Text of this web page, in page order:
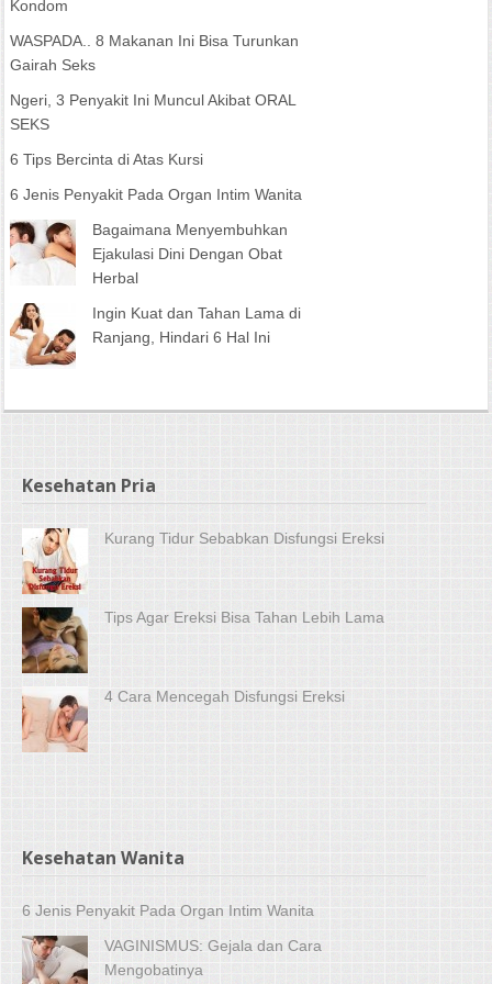
Kondom
WASPADA.. 8 Makanan Ini Bisa Turunkan
Gairah Seks
Ngeri, 3 Penyakit Ini Muncul Akibat ORAL
SEKS
6 Tips Bercinta di Atas Kursi
6 Jenis Penyakit Pada Organ Intim Wanita
Bagaimana Menyembuhkan
Ejakulasi Dini Dengan Obat
Herbal
Ingin Kuat dan Tahan Lama di
Ranjang, Hindari 6 Hal Ini
Kesehatan Pria
Kurang Tidur Sebabkan Disfungsi Ereksi
Tips Agar Ereksi Bisa Tahan Lebih Lama
4 Cara Mencegah Disfungsi Ereksi
Kesehatan Wanita
6 Jenis Penyakit Pada Organ Intim Wanita
VAGINISMUS: Gejala dan Cara
Mengobatinya